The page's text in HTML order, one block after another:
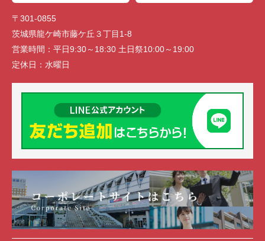
〒301-0855
茨城県龍ケ崎市藤ケ丘３丁目1-8
営業時間： 平日9:30～18:30 土日祭10:00～19:00
定休日： 水曜日